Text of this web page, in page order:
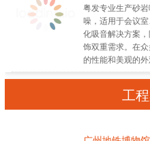
粤发专业生产砂
噪，适用于会议
化吸音解决方案
饰双重需求。在
的性能和美观的外
工